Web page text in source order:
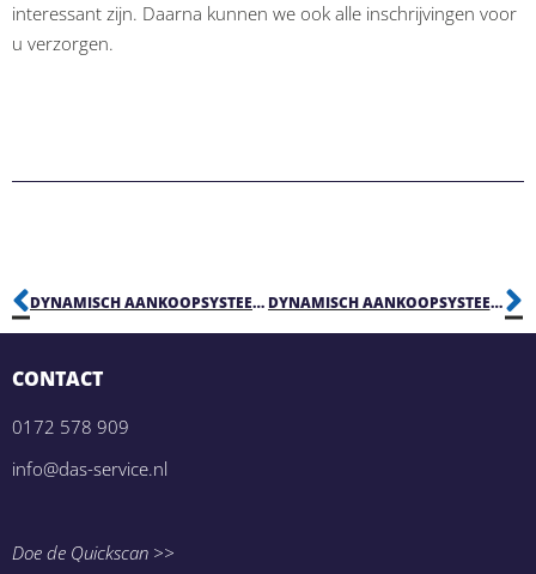
interessant zijn. Daarna kunnen we ook alle inschrijvingen voor
u verzorgen.
DYNAMISCH AANKOOPSYSTEEM OIG – KANTINEMEUBILAIR DYNAMISCH AANKOOPSYSTEEM OIG – LEERMIDDELEN VOORGEZET ONDERWIJS
CONTACT
0172 578 909
info@das-service.nl
Doe de Quickscan >>